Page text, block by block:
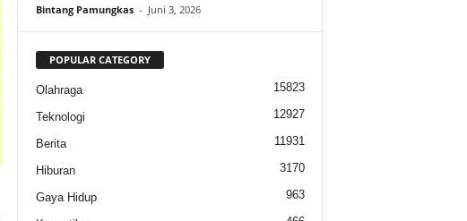
Bintang Pamungkas - Juni 3, 2026
POPULAR CATEGORY
Olahraga 15823
Teknologi 12927
Berita 11931
Hiburan 3170
Gaya Hidup 963